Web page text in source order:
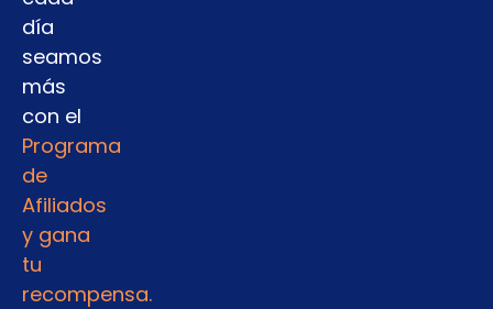
día
seamos
más
con el
Programa
de
Afiliados
y gana
tu
recompensa.